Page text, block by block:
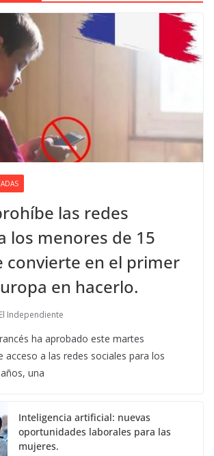
las redes
los menores de 15
convierte en el primer
en hacerlo.
El Independiente
ha aprobado este martes
acceso a las redes sociales para los
una
Inteligencia artificial: nuevas
oportunidades laborales para las
mujeres.